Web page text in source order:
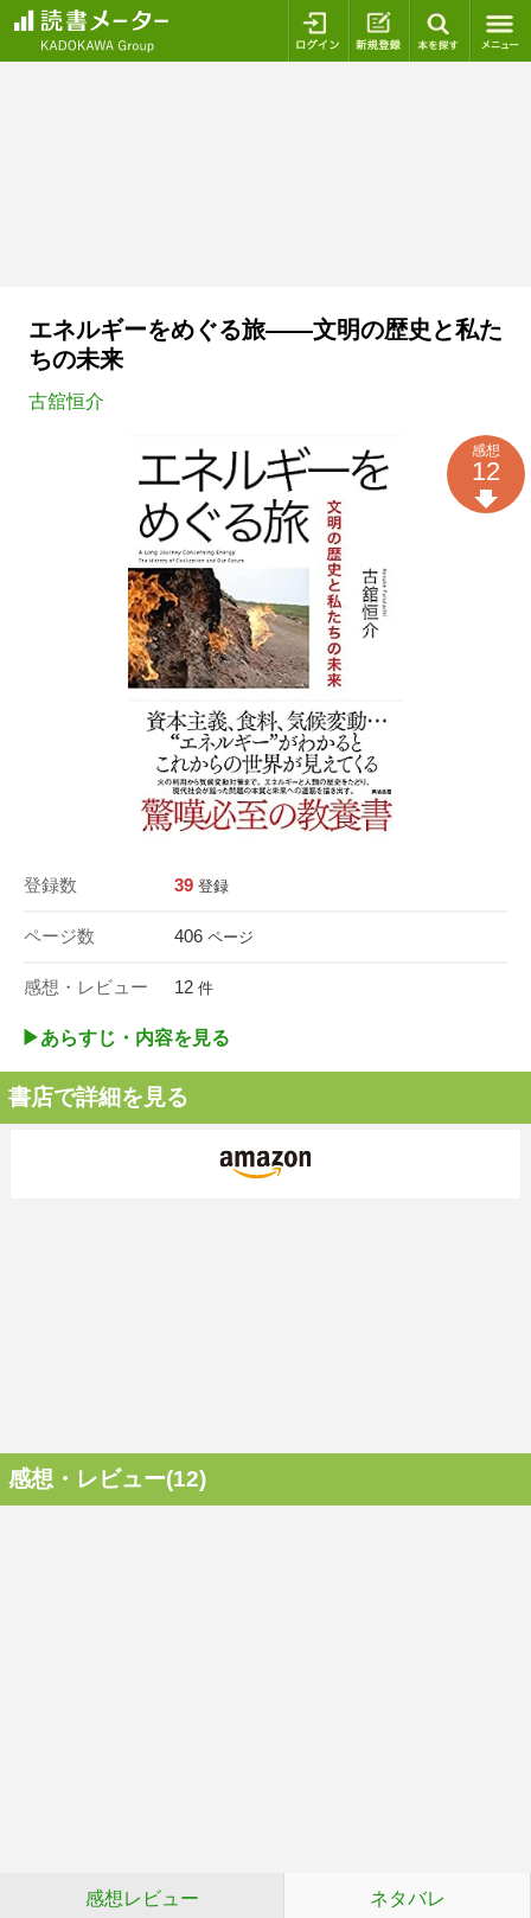
ログイン 新規登録
エネルギーをめぐる旅――文明の歴史と私た
ちの未来
古舘恒介
登録数 39 登録
ページ数 406 ページ
感想・レビュー 12 件
感想
12
▶︎あらすじ・内容を見る
書店で詳細を見る
感想・レビュー(12)
感想レビュー ネタバレ